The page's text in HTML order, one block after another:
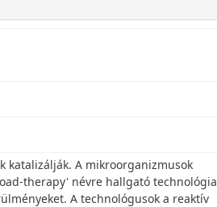
katalizálják. A mikroorganizmusok
therapy' névre hallgató technológia
A technológusok a reaktív